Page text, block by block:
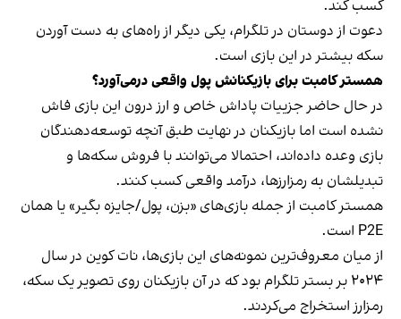
کسب کند.
دعوت از دوستان در تلگرام، یکی دیگر از راه‌های به دست آوردن
سکه بیشتر در این بازی است.
همستر کامبت برای بازیکنانش پول واقعی درمی‌آورد؟
در حال حاضر جزییات پاداش خاص و ارز درون این بازی فاش
نشده است اما بازیکنان در نهایت طبق آنچه توسعه‌دهندگان
بازی وعده داده‌اند، احتمالا می‌توانند با فروش سکه‌ها و
تبدیلشان به رمزارزها، درآمد واقعی کسب کنند.
همستر کامبت از جمله بازی‌های «بزن، پول/جایزه بگیر» یا همان
P2E است.
از میان معروف‌ترین نمونه‌های این بازی‌ها، نات کوین در سال
۲۰۲۴ بر بستر تلگرام بود که در آن بازیکنان روی تصویر یک سکه،
رمزارز استخراج می‌کردند.